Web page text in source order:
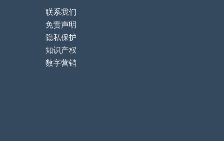
联系我们
免责声明
隐私保护
知识产权
数字营销